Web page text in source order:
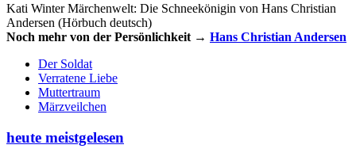
Kati Winter Märchenwelt: Die Schneekönigin von Hans Christian
Andersen (Hörbuch deutsch)
Noch mehr von der Persönlichkeit → Hans Christian Andersen
Der Soldat
Verratene Liebe
Muttertraum
Märzveilchen
heute meistgelesen